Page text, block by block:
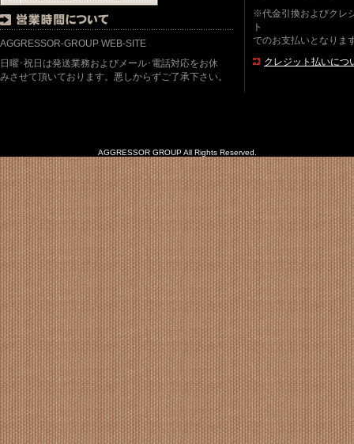
AGGRESSOR-GROUP WEB-SITE
日曜･祝日は発送業務およびメール･電話対応をお休
みさせて頂いております。悪しからずご了承下さい。
※代金引換およびクレ
ト
でのお支払いとなりま
クレジット払いにつ
AGGRESSOR GROUP All Rights Reserved.